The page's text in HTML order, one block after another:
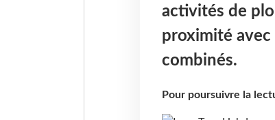
activités de
proximité avec
combinés.
Pour poursuivre la